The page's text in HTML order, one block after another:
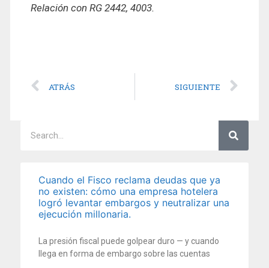
Relación con RG 2442, 4003.
ATRÁS SIGUIENTE
Cuando el Fisco reclama deudas que ya
no existen: cómo una empresa hotelera
logró levantar embargos y neutralizar una
ejecución millonaria.
La presión fiscal puede golpear duro — y cuando
llega en forma de embargo sobre las cuentas